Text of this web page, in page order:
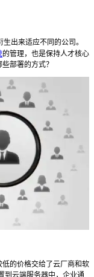
出来适应不同的公司。
的管理，也是保持人才核心
部署的方式？
的价格交给了云厂商和软
到云端服务器中，企业通